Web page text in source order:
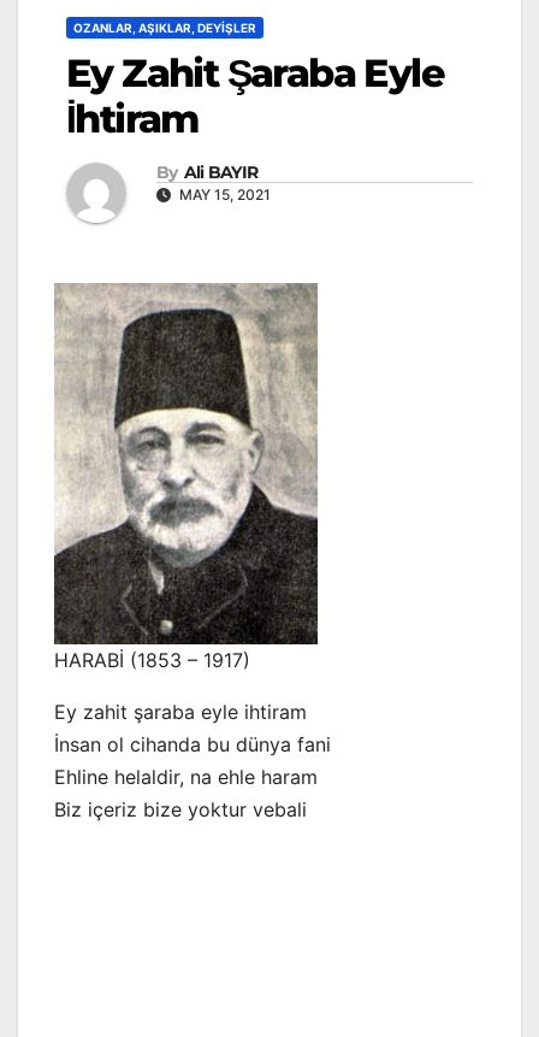
OZANLAR, AŞIKLAR, DEYIŞLER
Ey Zahit Şaraba Eyle
İhtiram
By Ali BAYIR
MAY 15, 2021
HARABİ (1853 – 1917)
Ey zahit şaraba eyle ihtiram
İnsan ol cihanda bu dünya fani
Ehline helaldir, na ehle haram
Biz içeriz bize yoktur vebali